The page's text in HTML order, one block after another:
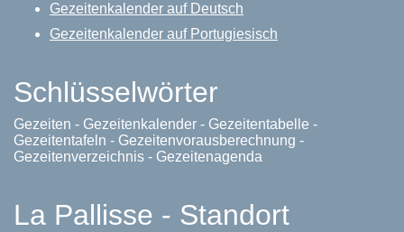
Gezeitenkalender auf Deutsch
Gezeitenkalender auf Portugiesisch
Schlüsselwörter
Gezeiten - Gezeitenkalender - Gezeitentabelle -
Gezeitentafeln - Gezeitenvorausberechnung -
Gezeitenverzeichnis - Gezeitenagenda
La Pallisse - Standort